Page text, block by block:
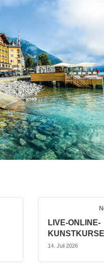
LIVE-ONLINE-
KUNSTKURSE
14. Juli 2026